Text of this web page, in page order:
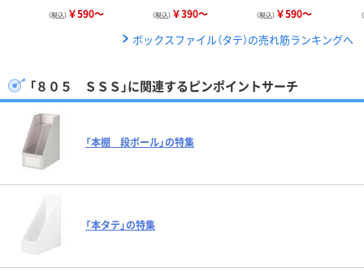
（税込） ￥590～ （税込） ￥390～ （税込） ￥590～
ボックスファイル（タテ）の売れ筋ランキングへ
「８０５ ＳＳＳ」に関連するピンポイントサーチ
「本棚 段ボール」の特集
「本タテ」の特集